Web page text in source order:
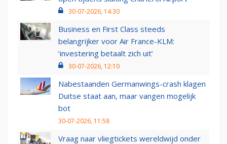
30-07-2026, 14:30
Business en First Class steeds
belangrijker voor Air France-KLM:
‘investering betaalt zich uit’
30-07-2026, 12:10
Nabestaanden Germanwings-crash klagen
Duitse staat aan, maar vangen mogelijk
bot
30-07-2026, 11:58
Vraag naar vliegtickets wereldwijd onder